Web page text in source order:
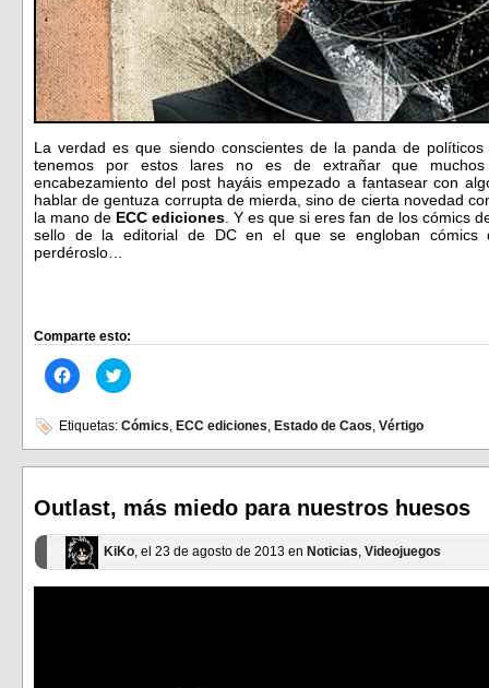
La verdad es que siendo conscientes de la panda de
tenemos por estos lares no es de extrañar que
encabezamiento del post hayáis empezado a fantasear con
hablar de gentuza corrupta de mierda, sino de cierta novedad
la mano de ECC ediciones . Y es que si eres fan de los cómics
sello de la editorial de DC en el que se engloban cómics
perdéroslo…
Comparte esto:
Haz
clic
en
Facebook
(Se
abre
ventana
nueva)
Haz
clic
en
(Se
abre
ventana
nueva)
Etiquetas: Cómics, ECC ediciones, Estado de Caos, Vértigo
Outlast, más miedo para nuestros huesos
KiKo , el 23 de agosto de 2013 en Noticias Videojuegos